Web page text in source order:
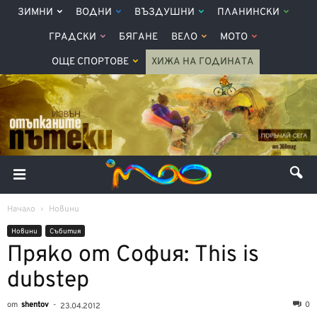
ЗИМНИ ВОДНИ ВЪЗДУШНИ ПЛАНИНСКИ
ГРАДСКИ БЯГАНЕ ВЕЛО МОТО
ОЩЕ СПОРТОВЕ ХИЖА НА ГОДИНАТА
Начало Новини
Новини Събития
Пряко от София: This is
dubstep
от shentov - 23.04.2012 0